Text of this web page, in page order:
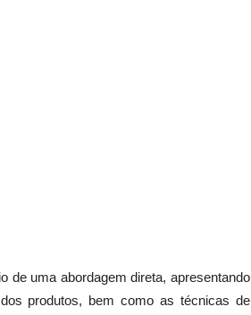
de uma abordagem direta, apresentando
produtos, bem como as técnicas de